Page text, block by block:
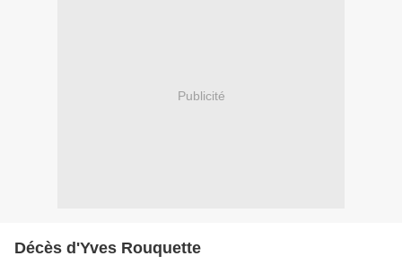
Publicité
Décès d'Yves Rouquette